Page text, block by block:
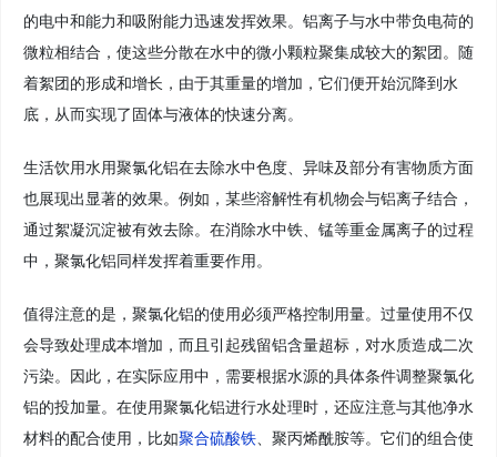
的电中和能力和吸附能力迅速发挥效果。铝离子与水中带负电荷的
微粒相结合，使这些分散在水中的微小颗粒聚集成较大的絮团。随
着絮团的形成和增长，由于其重量的增加，它们便开始沉降到水
底，从而实现了固体与液体的快速分离。
生活饮用水用聚氯化铝在去除水中色度、异味及部分有害物质方面
也展现出显著的效果。例如，某些溶解性有机物会与铝离子结合，
通过絮凝沉淀被有效去除。在消除水中铁、锰等重金属离子的过程
中，聚氯化铝同样发挥着重要作用。
值得注意的是，聚氯化铝的使用必须严格控制用量。过量使用不仅
会导致处理成本增加，而且引起残留铝含量超标，对水质造成二次
污染。因此，在实际应用中，需要根据水源的具体条件调整聚氯化
铝的投加量。在使用聚氯化铝进行水处理时，还应注意与其他净水
材料的配合使用，比如聚合硫酸铁 、聚丙烯酰胺等。它们的组合使